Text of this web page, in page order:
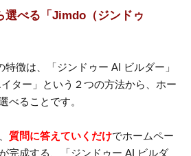
選べる「Jimdo（ジンドゥ
徴は、「ジンドゥー AI ビルダー」
ター」という２つの方法から、ホー
べることです。
質問に答えていくだけでホームペー
完成する、「ジンドゥー AI ビルダ